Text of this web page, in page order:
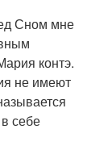
Сном мне
контэ.
не имеют
себе